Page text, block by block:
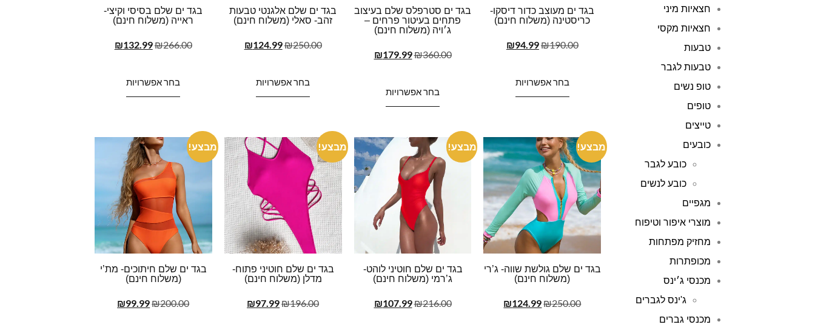
חצאיות מיני
חצאיות מקסי
טבעות
טבעות לגבר
טופ נשים
טופים
טייצים
כובעים
כובע לגבר
כובע לנשים
מגפיים
מוצרי איפור וטיפוח
מחזיק מפתחות
מכופתרות
מכנסי ג׳ינס
ג'ינס לגברים
מכנסי גברים
בגד ים מעוצב כדור דיסקו-
כריסטינה (משלוח חינם)
₪190.00
₪94.99
בחר אפשרויות
בגד ים סטרפלס שלם בעיצוב
פתחים בעיטור פרחים –
ג׳ויה (משלוח חינם)
₪360.00
₪179.99
בחר אפשרויות
בגד ים שלם אלגנטי טבעות
זהב- סאלי (משלוח חינם)
₪250.00
₪124.99
בחר אפשרויות
בגד ים שלם בסיסי וקיצי-
ראייה (משלוח חינם)
₪266.00
₪132.99
בחר אפשרויות
מבצע!
בגד ים שלם גולשת שווה- ג’רי
(משלוח חינם)
₪250.00
₪124.99
מבצע!
בגד ים שלם חוטיני לוהט-
ג’רמי (משלוח חינם)
₪216.00
₪107.99
מבצע!
בגד ים שלם חוטיני פתוח-
מדלן (משלוח חינם)
₪196.00
₪97.99
מבצע!
בגד ים שלם חיתוכים- מת’י
(משלוח חינם)
₪200.00
₪99.99